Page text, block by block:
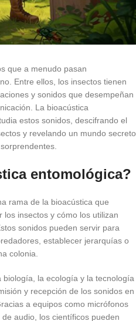
que a menudo pasan
Entre ellos, los insectos tienen
y sonidos que desempeñan
La bioacústica
estos sonidos, descifrando el
y revelando un mundo secreto
entomológica?
rama de la bioacústica que
insectos y cómo los utilizan
sonidos pueden servir para
establecer jerarquías o
colonia.
biología, la ecología y la tecnología
y recepción de los sonidos en
a equipos como micrófonos
audio, los científicos pueden